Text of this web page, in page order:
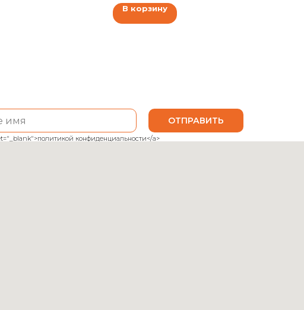
В корзину
конфиденциальности</a>
ОТПРАВИТЬ